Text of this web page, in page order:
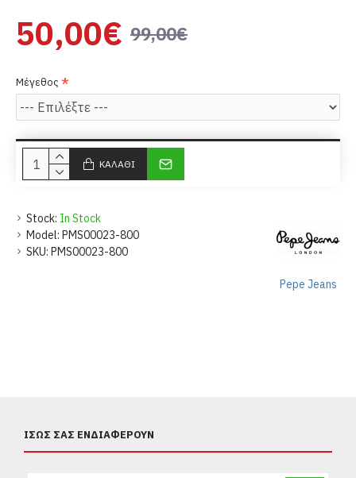
Stock: In Stock
Model: PMS00023-800
SKU: PMS00023-800
Pepe Jeans
99,00€
50,00€
Μέγεθος
ΚΑΛΆΘΙ
ΊΣΩΣ ΣΑΣ ΕΝΔΙΑΦΈΡΟΥΝ